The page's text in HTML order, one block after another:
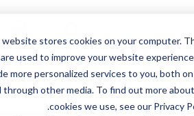
This website stores cookies on your
cookies are used to improve your website
provide more personalized services to
and through other media. To find out
cookies we use, see our
طلب الخدمة